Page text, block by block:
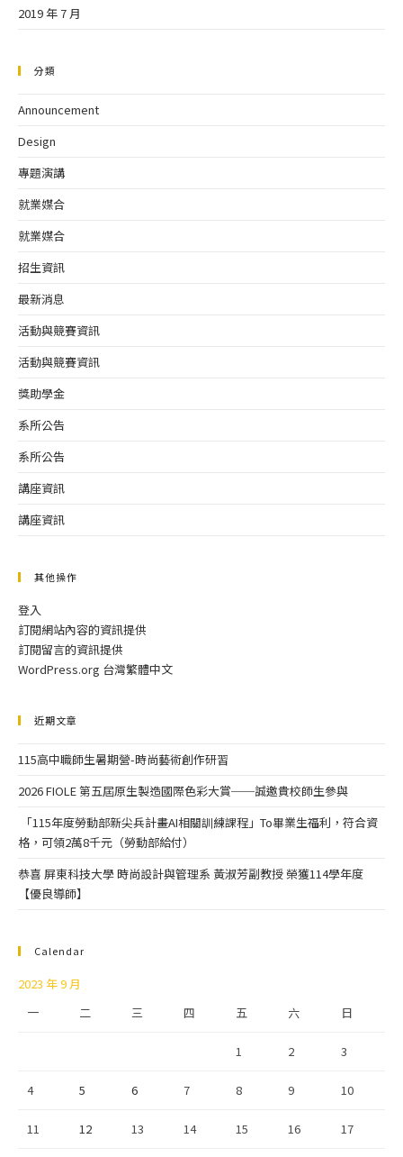
2019 年 7 月
分類
Announcement
Design
專題演講
就業媒合
就業媒合
招生資訊
最新消息
活動與競賽資訊
活動與競賽資訊
獎助學金
系所公告
系所公告
講座資訊
講座資訊
其他操作
登入
訂閱網站內容的資訊提供
訂閱留言的資訊提供
WordPress.org 台灣繁體中文
近期文章
115高中職師生暑期營-時尚藝術創作研習
2026 FIOLE 第五屆原生製造國際色彩大賞──誠邀貴校師生參與
「115年度勞動部新尖兵計畫AI相關訓練課程」To畢業生福利，符合資
格，可領2萬8千元（勞動部給付）
恭喜 屏東科技大學 時尚設計與管理系 黃淑芳副教授 榮獲114學年度
【優良導師】
Calendar
2023 年 9 月
一
二 三 四 五 六 日
1 2 3
4 5 6 7 8 9 10
11 12 13 14 15 16 17